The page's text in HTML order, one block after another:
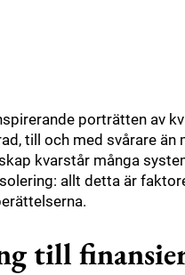
porträtten av
till och med svårare
kvarstår många
allt detta är
till